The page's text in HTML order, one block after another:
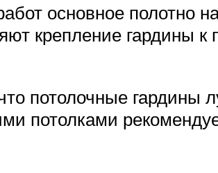
основное полотно
крепление гардины
потолочные гардины
потолками